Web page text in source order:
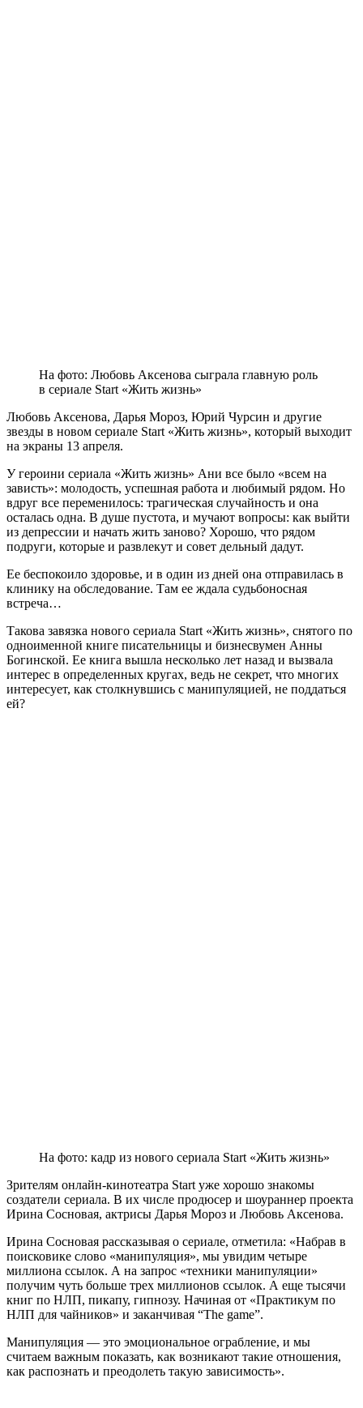
На фото: Любовь Аксенова сыграла главную роль
в сериале Start «Жить жизнь»
Любовь Аксенова, Дарья Мороз, Юрий Чурсин и другие
звезды в новом сериале Start «Жить жизнь», который выходит
на экраны 13 апреля.
У героини сериала «Жить жизнь» Ани все было «всем на
зависть»: молодость, успешная работа и любимый рядом. Но
вдруг все переменилось: трагическая случайность и она
осталась одна. В душе пустота, и мучают вопросы: как выйти
из депрессии и начать жить заново? Хорошо, что рядом
подруги, которые и развлекут и совет дельный дадут.
Ее беспокоило здоровье, и в один из дней она отправилась в
клинику на обследование. Там ее ждала судьбоносная
встреча…
Такова завязка нового сериала Start «Жить жизнь», снятого по
одноименной книге писательницы и бизнесвумен Анны
Богинской. Ее книга вышла несколько лет назад и вызвала
интерес в определенных кругах, ведь не секрет, что многих
интересует, как столкнувшись с манипуляцией, не поддаться
ей?
На фото: кадр из нового сериала Start «Жить жизнь»
Зрителям онлайн-кинотеатра Start уже хорошо знакомы
создатели сериала. В их числе продюсер и шоураннер проекта
Ирина Сосновая, актрисы Дарья Мороз и Любовь Аксенова.
Ирина Сосновая рассказывая о сериале, отметила: «Набрав в
поисковике слово «манипуляция», мы увидим четыре
миллиона ссылок. А на запрос «техники манипуляции»
получим чуть больше трех миллионов ссылок. А еще тысячи
книг по НЛП, пикапу, гипнозу. Начиная от «Практикум по
НЛП для чайников» и заканчивая “The game”.
Манипуляция — это эмоциональное ограбление, и мы
считаем важным показать, как возникают такие отношения,
как распознать и преодолеть такую зависимость».